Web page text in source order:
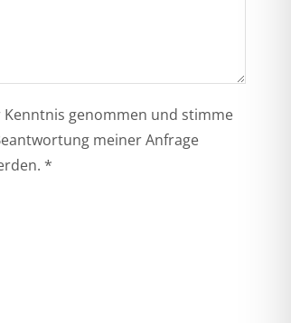
genommen und stimme
meiner Anfrage
*